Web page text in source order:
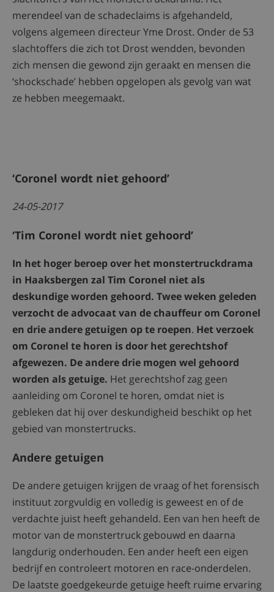
merendeel van de schadeclaims is afgehandeld,
volgens algemeen directeur Yme Drost. Onder de 53
slachtoffers die zich tot Drost wendden, bevonden
zich mensen die gewond zijn geraakt en mensen die
‘shockschade’ hebben opgelopen als gevolg van wat
ze hebben meegemaakt.
‘Coronel wordt niet gehoord’
24-05-2017
‘Tim Coronel wordt niet gehoord’
In het hoger beroep over het monstertruckdrama
in Haaksbergen zal Tim Coronel niet als
deskundige worden gehoord. Twee weken geleden
verzocht de advocaat van de chauffeur om Coronel
en drie andere getuigen op te roepen. Het verzoek
om Coronel te horen is door het gerechtshof
afgewezen. De andere drie mogen wel gehoord
worden als getuige. Het gerechtshof zag geen
aanleiding om Coronel te horen, omdat niet is
gebleken dat hij over deskundigheid beschikt op het
gebied van monstertrucks.
Andere getuigen
De andere getuigen krijgen de vraag of het forensisch
instituut zorgvuldig en volledig is geweest en of de
verdachte juist heeft gehandeld. Een van hen heeft de
motor van de monstertruck gebouwd en daarna
langdurig onderhouden. Een ander heeft een eigen
bedrijf en controleert motoren en race-onderdelen.
De laatste goedgekeurde getuige heeft ruime ervaring